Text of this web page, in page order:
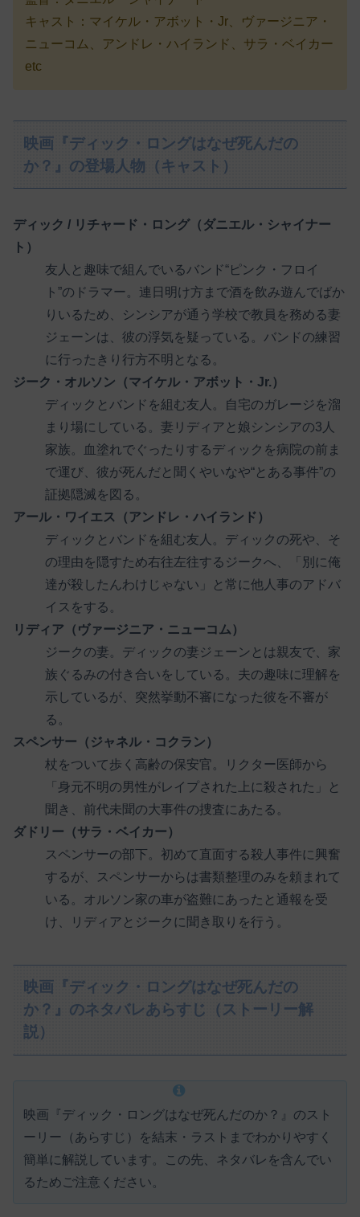
キャスト：マイケル・アボット・Jr、ヴァージニア・
ニューコム、アンドレ・ハイランド、サラ・ベイカー
etc
映画『ディック・ロングはなぜ死んだの
か？』の登場人物（キャスト）
ディック / リチャード・ロング（ダニエル・シャイナー
ト）
友人と趣味で組んでいるバンド“ピンク・フロイ
ト”のドラマー。連日明け方まで酒を飲み遊んでばか
りいるため、シンシアが通う学校で教員を務める妻
ジェーンは、彼の浮気を疑っている。バンドの練習
に行ったきり行方不明となる。
ジーク・オルソン（マイケル・アボット・Jr.）
ディックとバンドを組む友人。自宅のガレージを溜
まり場にしている。妻リディアと娘シンシアの3人
家族。血塗れでぐったりするディックを病院の前ま
で運び、彼が死んだと聞くやいなや“とある事件”の
証拠隠滅を図る。
アール・ワイエス（アンドレ・ハイランド）
ディックとバンドを組む友人。ディックの死や、そ
の理由を隠すため右往左往するジークへ、「別に俺
達が殺したんわけじゃない」と常に他人事のアドバ
イスをする。
リディア（ヴァージニア・ニューコム）
ジークの妻。ディックの妻ジェーンとは親友で、家
族ぐるみの付き合いをしている。夫の趣味に理解を
示しているが、突然挙動不審になった彼を不審が
る。
スペンサー（ジャネル・コクラン）
杖をついて歩く高齢の保安官。リクター医師から
「身元不明の男性がレイプされた上に殺された」と
聞き、前代未聞の大事件の捜査にあたる。
ダドリー（サラ・ベイカー）
スペンサーの部下。初めて直面する殺人事件に興奮
するが、スペンサーからは書類整理のみを頼まれて
いる。オルソン家の車が盗難にあったと通報を受
け、リディアとジークに聞き取りを行う。
映画『ディック・ロングはなぜ死んだの
か？』のネタバレあらすじ（ストーリー解
説）
映画『ディック・ロングはなぜ死んだのか？』のスト
ーリー（あらすじ）を結末・ラストまでわかりやすく
簡単に解説しています。この先、ネタバレを含んでい
るためご注意ください。